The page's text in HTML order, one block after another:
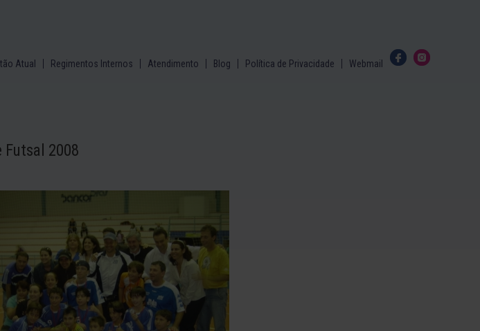
Atual Regimentos Internos Atendimento Blog Política de Privacidade Webmail
Futsal 2008